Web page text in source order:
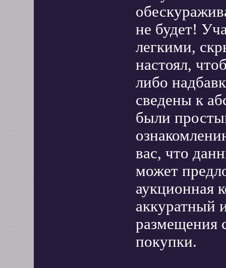
не будет!
легкими,
настоял,
либо
сведены к
были
вас, что
может
аукционная
аккуратный
размещения
покупки.